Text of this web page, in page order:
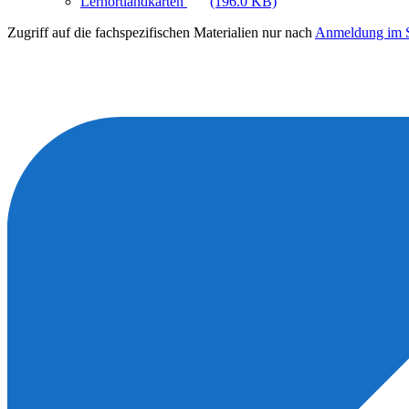
Zugriff auf die fachspezifischen Materialien nur nach Anmeldung im